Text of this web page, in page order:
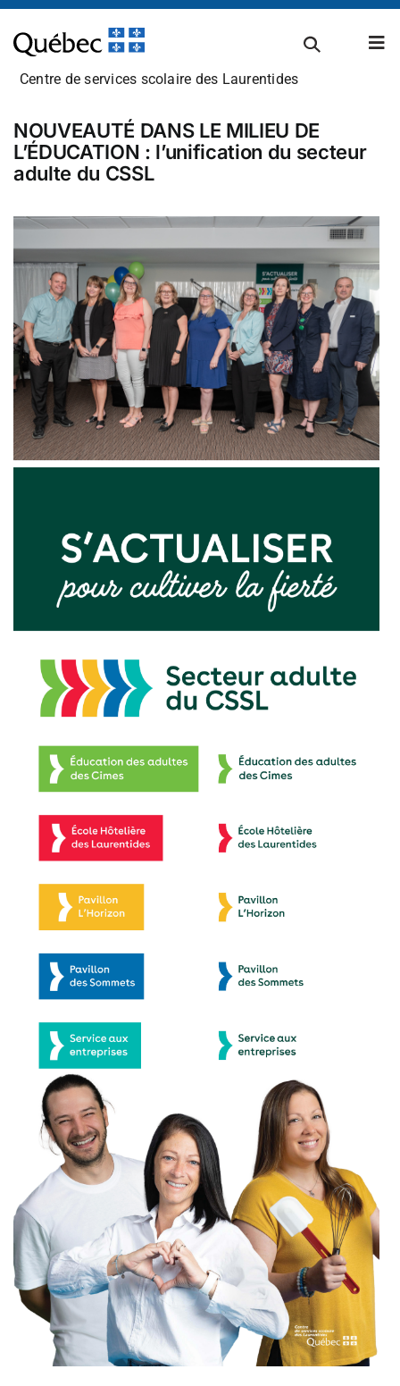
Passer
au
contenu
Admissions et inscriptions
Établissements scolaires
Transport scolaire
Infos parents
Actualités
Références et documentation
Centre de services scolaire des Laurentides
NOUVEAUTÉ DANS LE MILIEU DE
L’ÉDUCATION : l’unification du secteur
adulte du CSSL